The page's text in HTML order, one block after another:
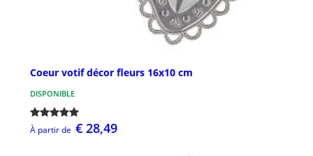
Coeur votif décor fleurs 16x10 cm
DISPONIBLE
À partir de € 28,49